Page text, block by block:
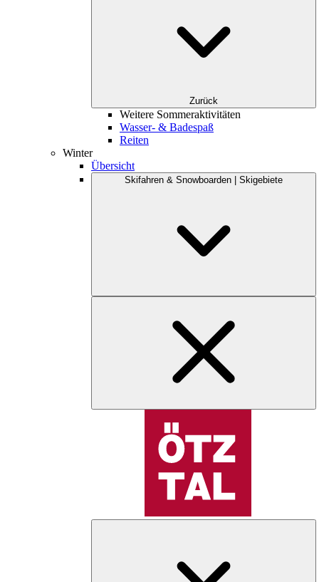
Zurück
Weitere Sommeraktivitäten
Wasser- & Badespaß
Reiten
Winter
Übersicht
Skifahren & Snowboarden | Skigebiete